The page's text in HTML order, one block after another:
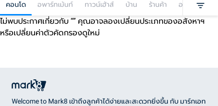
คอนโด อพาร์ทเม้นท์ ทาวน์เฮ้าส์ บ้าน ร้านค้า อาคารพาณิช
ไม่พบประกาศเกี่ยวกับ “” คุณอาจลองเปลี่ยนประเภทของอสังหาฯ
หรือเปลี่ยนค่าตัวคัดกรองดูใหม่
Welcome to Mark8 เข้าถึงลูกค้าได้ง่ายและสะดวกยิ่งขึ้น กับ มาร์กเอท